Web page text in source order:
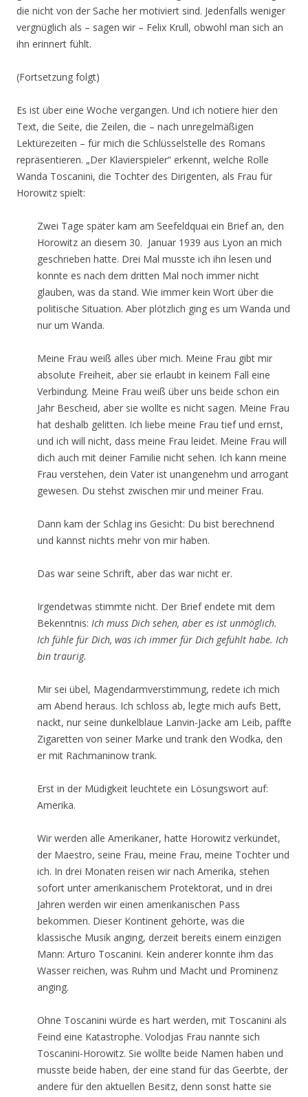
die nicht von der Sache her motiviert sind. Jedenfalls weniger
vergnüglich als – sagen wir – Felix Krull, obwohl man sich an
ihn erinnert fühlt.
(Fortsetzung folgt)
Es ist über eine Woche vergangen. Und ich notiere hier den
Text, die Seite, die Zeilen, die – nach unregelmäßigen
Lektürezeiten – für mich die Schlüsselstelle des Romans
repräsentieren. „Der Klavierspieler“ erkennt, welche Rolle
Wanda Toscanini, die Tochter des Dirigenten, als Frau für
Horowitz spielt:
Zwei Tage später kam am Seefeldquai ein Brief an, den
Horowitz an diesem 30. Januar 1939 aus Lyon an mich
geschrieben hatte. Drei Mal musste ich ihn lesen und
konnte es nach dem dritten Mal noch immer nicht
glauben, was da stand. Wie immer kein Wort über die
politische Situation. Aber plötzlich ging es um Wanda und
nur um Wanda.
Meine Frau weiß alles über mich. Meine Frau gibt mir
absolute Freiheit, aber sie erlaubt in keinem Fall eine
Verbindung. Meine Frau weiß über uns beide schon ein
Jahr Bescheid, aber sie wollte es nicht sagen. Meine Frau
hat deshalb gelitten. Ich liebe meine Frau tief und ernst,
und ich will nicht, dass meine Frau leidet. Meine Frau will
dich auch mit deiner Familie nicht sehen. Ich kann meine
Frau verstehen, dein Vater ist unangenehm und arrogant
gewesen. Du stehst zwischen mir und meiner Frau.
Dann kam der Schlag ins Gesicht: Du bist berechnend
und kannst nichts mehr von mir haben.
Das war seine Schrift, aber das war nicht er.
Irgendetwas stimmte nicht. Der Brief endete mit dem
Bekenntnis: Ich muss Dich sehen, aber es ist unmöglich.
Ich fühle für Dich, was ich immer für Dich gefühlt habe. Ich
bin traurig.
Mir sei übel, Magendarmverstimmung, redete ich mich
am Abend heraus. Ich schloss ab, legte mich aufs Bett,
nackt, nur seine dunkelblaue Lanvin-Jacke am Leib, paffte
Zigaretten von seiner Marke und trank den Wodka, den
er mit Rachmaninow trank.
Erst in der Müdigkeit leuchtete ein Lösungswort auf:
Amerika.
Wir werden alle Amerikaner, hatte Horowitz verkündet,
der Maestro, seine Frau, meine Frau, meine Tochter und
ich. In drei Monaten reisen wir nach Amerika, stehen
sofort unter amerikanischem Protektorat, und in drei
Jahren werden wir einen amerikanischen Pass
bekommen. Dieser Kontinent gehörte, was die
klassische Musik anging, derzeit bereits einem einzigen
Mann: Arturo Toscanini. Kein anderer konnte ihm das
Wasser reichen, was Ruhm und Macht und Prominenz
anging.
Ohne Toscanini würde es hart werden, mit Toscanini als
Feind eine Katastrophe. Volodjas Frau nannte sich
Toscanini-Horowitz. Sie wollte beide Namen haben und
musste beide haben, der eine stand für das Geerbte, der
andere für den aktuellen Besitz, denn sonst hatte sie